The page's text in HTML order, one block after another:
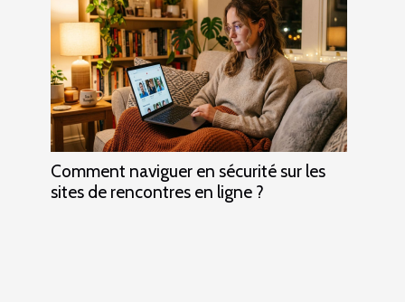
Comment naviguer en sécurité sur les
sites de rencontres en ligne ?